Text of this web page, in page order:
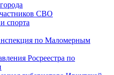
СВО
спорта
по Маломерным
Росреестра по